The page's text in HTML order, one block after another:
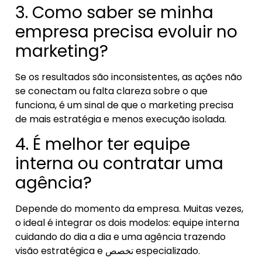
3. Como saber se minha
empresa precisa evoluir no
marketing?
Se os resultados são inconsistentes, as ações não
se conectam ou falta clareza sobre o que
funciona, é um sinal de que o marketing precisa
de mais estratégia e menos execução isolada.
4. É melhor ter equipe
interna ou contratar uma
agência?
Depende do momento da empresa. Muitas vezes,
o ideal é integrar os dois modelos: equipe interna
cuidando do dia a dia e uma agência trazendo
visão estratégica e تخصصespecializado.